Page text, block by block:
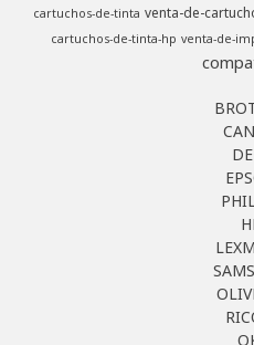
cartuchos-de-tinta venta-de-
cartuchos-de-tinta-hp venta-de-